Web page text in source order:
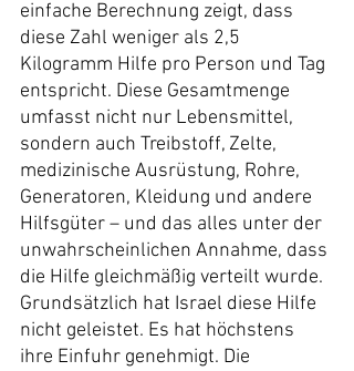
einfache Berechnung zeigt, dass
diese Zahl weniger als 2,5
Kilogramm Hilfe pro Person und Tag
entspricht. Diese Gesamtmenge
umfasst nicht nur Lebensmittel,
sondern auch Treibstoff, Zelte,
medizinische Ausrüstung, Rohre,
Generatoren, Kleidung und andere
Hilfsgüter – und das alles unter der
unwahrscheinlichen Annahme, dass
die Hilfe gleichmäßig verteilt wurde.
Grundsätzlich hat Israel diese Hilfe
nicht geleistet. Es hat höchstens
ihre Einfuhr genehmigt. Die